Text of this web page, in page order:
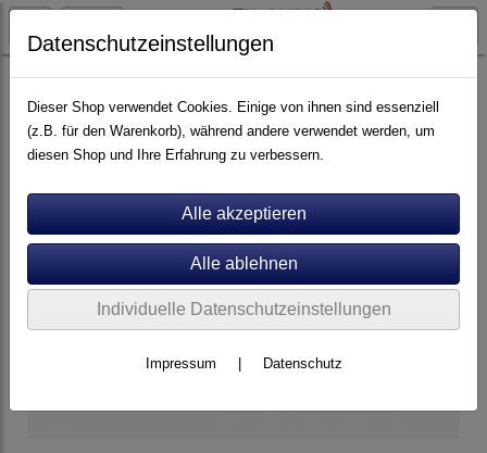
Artikel nach Marken A - E Audiolab
Datenschutzeinstellungen
Dieser Shop verwendet Cookies. Einige von ihnen sind essenziell
(z.B. für den Warenkorb), während andere verwendet werden, um
diesen Shop und Ihre Erfahrung zu verbessern.
Individuelle Datenschutzeinstellungen
Impressum Datenschutz